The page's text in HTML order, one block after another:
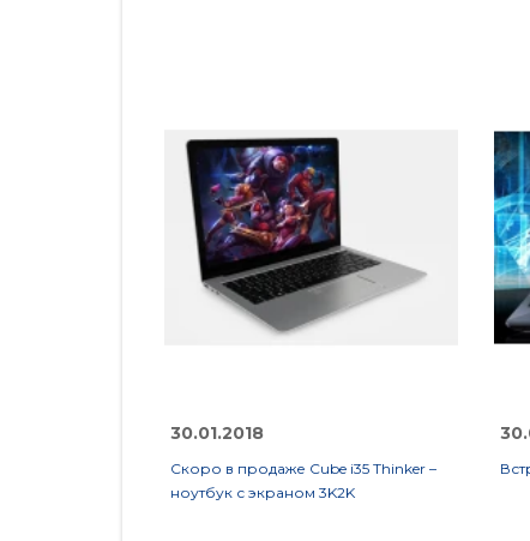
30.01.2018
Скоро в продаже Cube i35 Thinker –
ноутбук с экраном 3K2K